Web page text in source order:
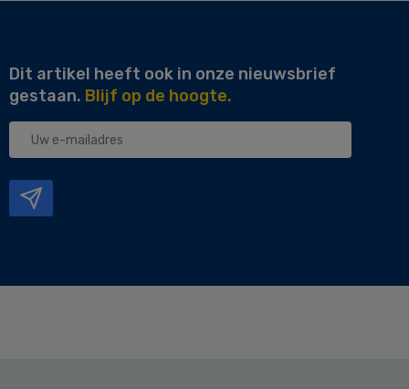
Dit artikel heeft ook in onze nieuwsbrief
gestaan. Blijf op de hoogte.
Uw